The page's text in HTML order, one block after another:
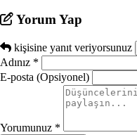
Yorum Yap
kişisine yanıt veriyorsunuz
Adınız *
E-posta (Opsiyonel)
Yorumunuz *